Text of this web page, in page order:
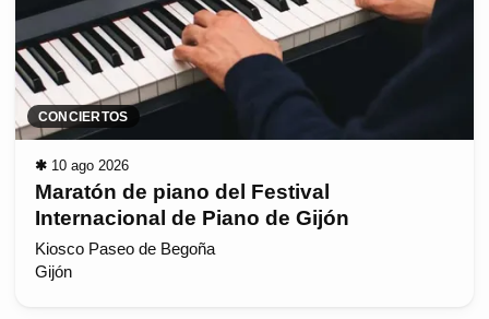
CONCIERTOS
✱ 10 ago 2026
Maratón de piano del Festival
Internacional de Piano de Gijón
Kiosco Paseo de Begoña
Gijón